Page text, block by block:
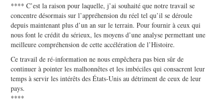
**** C’est la raison pour laquelle, j’ai souhaité que notre travail se
concentre désormais sur l’appréhension du réel tel qu’il se déroule
depuis maintenant plus d’un an sur le terrain. Pour fournir à ceux qui
nous font le crédit du sérieux, les moyens d’une analyse permettant une
meilleure compréhension de cette accélération de l’Histoire.
Ce travail de ré-information ne nous empêchera pas bien sûr de
continuer à pointer les malhonnêtes et les imbéciles qui consacrent leur
temps à servir les intérêts des États-Unis au détriment de ceux de leur
pays.
****